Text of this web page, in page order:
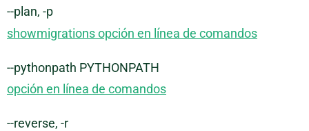
--plan, -p
showmigrations opción en línea de comandos
--pythonpath PYTHONPATH
opción en línea de comandos
--reverse, -r